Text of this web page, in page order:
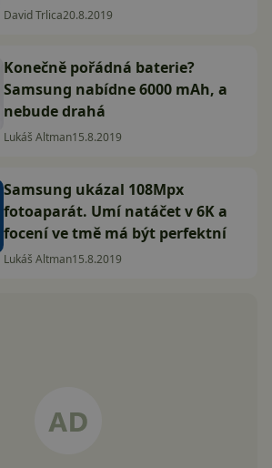
David Trlica20.8.2019
Konečně pořádná baterie?
Samsung nabídne 6000 mAh, a
nebude drahá
Lukáš Altman15.8.2019
Samsung ukázal 108Mpx
fotoaparát. Umí natáčet v 6K a
focení ve tmě má být perfektní
Lukáš Altman15.8.2019